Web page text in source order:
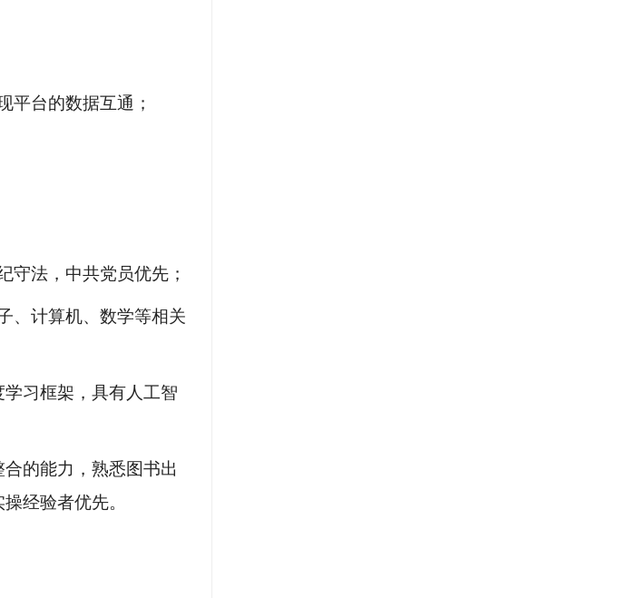
平台的数据互通；
守法，中共党员优先；
、计算机、数学等相关
学习框架，具有人工智
的能力，熟悉图书出
经验者优先。